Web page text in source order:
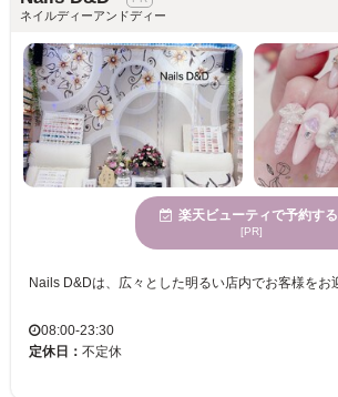
ネイルディーアンドディー
楽天ビューティで予約する
[PR]
08:00-23:30
定休日： 不定休